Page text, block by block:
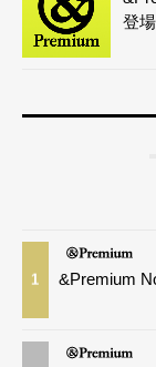
登場
1 &Premium